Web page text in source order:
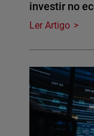
investir no
Ler Artigo